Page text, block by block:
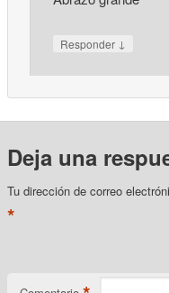
Responder ↓
Deja una
Tu dirección de correo
*